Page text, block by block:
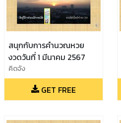
สนุกกับการคำนวณหวย
งวดวันที่ 1 มีนาคม 2567
คิดจัง
GET FREE